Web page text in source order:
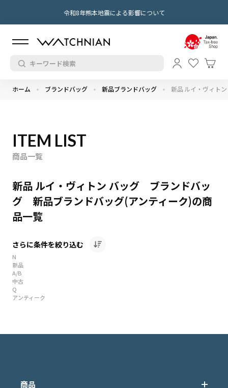
令和8年熊本地震による影響について
ホーム ブランドバッグ 新品ブランドバッグ 新品 ルイ・ヴィト
ITEM LIST
商品一覧
新品 ルイ・ヴィトン バッグ ブランドバッ
グ 新品ブランドバッグ(アンティーク)の商
品一覧
さらに条件を絞り込む
N
新品
A/B
中古
Q
アンティーク
商品